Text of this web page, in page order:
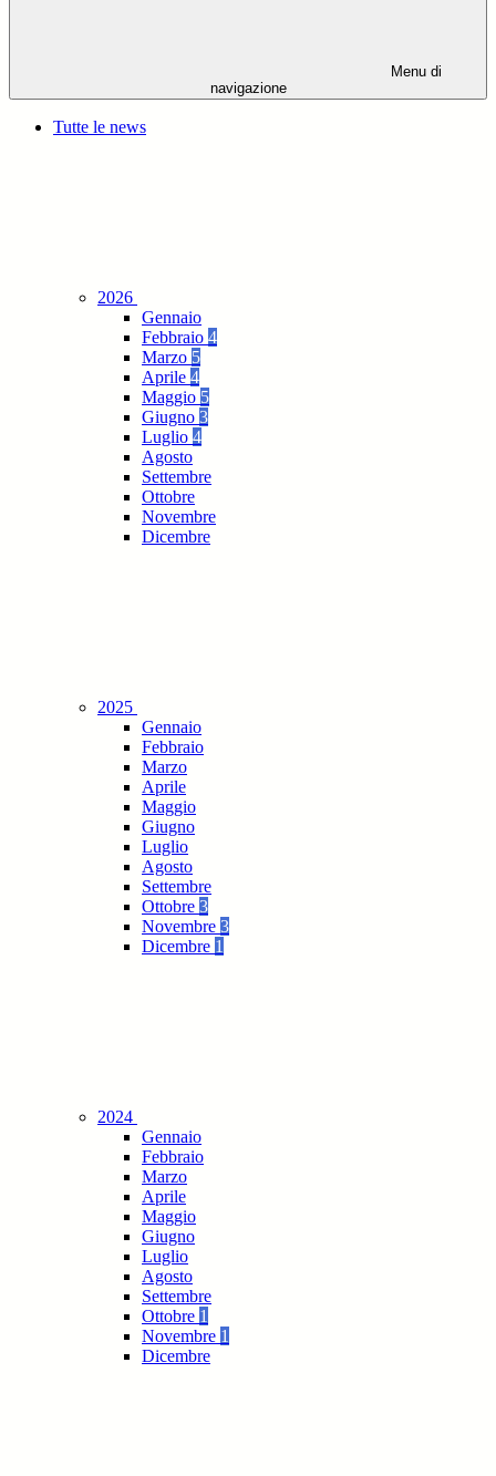
Menu di
navigazione
Tutte le news
2026
Gennaio
Febbraio 4
Marzo 5
Aprile 4
Maggio 5
Giugno 3
Luglio 4
Agosto
Settembre
Ottobre
Novembre
Dicembre
2025
Gennaio
Febbraio
Marzo
Aprile
Maggio
Giugno
Luglio
Agosto
Settembre
Ottobre 3
Novembre 3
Dicembre 1
2024
Gennaio
Febbraio
Marzo
Aprile
Maggio
Giugno
Luglio
Agosto
Settembre
Ottobre 1
Novembre 1
Dicembre